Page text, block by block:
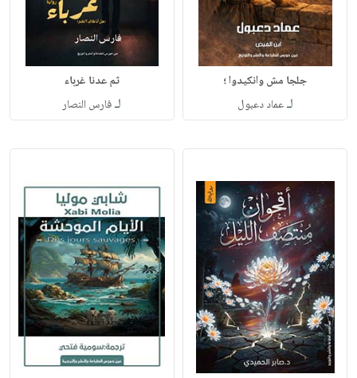
جلجا مش وانكيدوا ؛
لـعماد دعبول
ثم عدنا غرباء
لـفارس النصار